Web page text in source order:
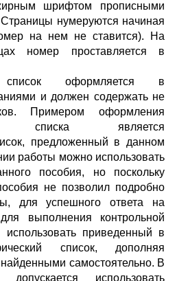
шрифтом прописными
нумеруются начиная
на нем не ставится). На
номер проставляется в
список оформляется в
и должен содержать не
Примером оформления
списка является
предложенный в данном
работы можно использовать
пособия, но поскольку
не позволил подробно
для успешного ответа на
выполнения контрольной
использовать приведенный в
список, дополняя
самостоятельно. В
допускается использовать